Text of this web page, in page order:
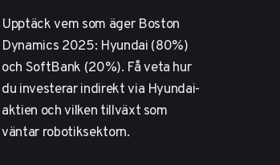
Upptäck vem som äger Boston
Dynamics 2025: Hyundai (80%)
och SoftBank (20%). Få veta hur
du investerar indirekt via Hyundai-
aktien och vilken tillväxt som
väntar robotiksektorn.